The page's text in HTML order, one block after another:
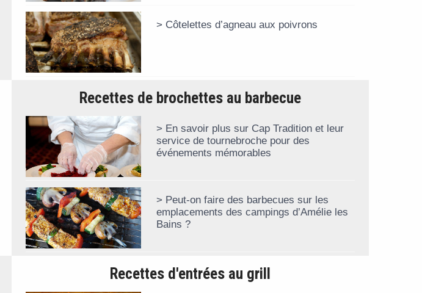
Côtelettes d’agneau aux poivrons
Recettes de brochettes au barbecue
En savoir plus sur Cap Tradition et leur
service de tournebroche pour des
événements mémorables
Peut-on faire des barbecues sur les
emplacements des campings d’Amélie les
Bains ?
Recettes d'entrées au grill